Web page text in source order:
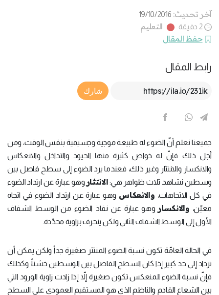
آخر تحديث: 19/10/2016
2 دقيقة
التعليم
حفظ المقال
رابط المقال
Article Link
شارك
جميعنا نعلم أنّ الضوء له طبيعة موجية وجسيمية بنفس الوقت، ومن
أجل ذلك فإنّ له خواص كثيرة منها الحيود والتداخل والانعكاس
والانكسار والانتثار وغير ذلك، فعندما يرد الضوء إلى سطح فاصل بين
وسطين نشاهد ثلاث ظواهر هي:الانتثار وهو عبارة عن ارتداد الضوء
في كل الاتجاهات، والانعكاس وهو عبارة عن ارتداد الضوء في اتجاه
معيّن، والانكسار وهو عبارة عن نفاذ الضوء من الوسط الشفاف
الأول إلى الوسط الشفاف الثاني ولكن ينحرف بزاوية محدّدة.
في الحالة العامّة تكون نسبة الضوء المنتثر صغيرة جداً ولكن يمكن أن
تزداد إلى حد كبير إذا كان السطح الفاصل بين الوسطين خشناً، وكذلك
فإنّ نسبة الضوء المنعكس تكون صغيرة إلاّ إذا زادت زاوية الورود التي
بين الشعاع القادم والناظم الذي هو المستقيم العمودي على السطح